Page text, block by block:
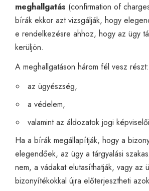
meghallgatás (confirmation of
bírák ekkor azt vizsgálják, hogy
e rendelkezésre ahhoz, hogy az ügy
kerüljön.
A meghallgatáson három fél vesz részt:
az ügyészség,
a védelem,
valamint az áldozatok jogi
Ha a bírák megállapítják, hogy a
elegendőek, az ügy a tárgyalási
nem, a vádakat elutasíthatják, vagy az
bizonyítékokkal újra előterjesztheti